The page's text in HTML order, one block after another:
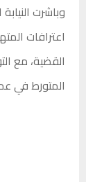
وباشرت
اعترافات
القضية، مع
المتورط في